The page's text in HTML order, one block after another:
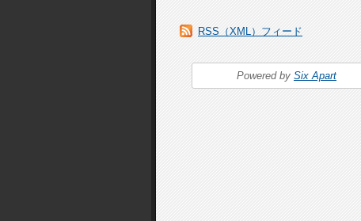
RSS（XML）フィード
Powered by Six Apart